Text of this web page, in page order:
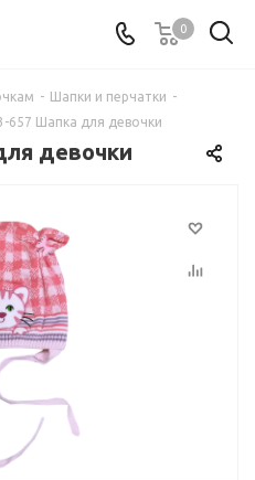
0
- Шапки и перчатки -
657 Шапка для девочки
девочки